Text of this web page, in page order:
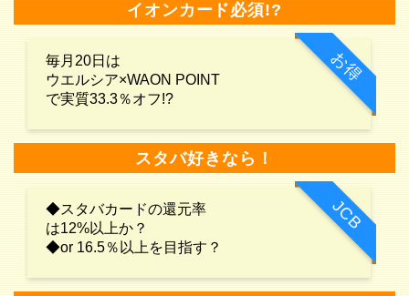
イオンカード必須!?
お得
毎月20日は
ウエルシア×WAON POINT
で実質33.3％オフ!?
スタバ好きなら！
JCB
◆スタバカードの還元率
は12%以上か？
◆or 16.5％以上を目指す？